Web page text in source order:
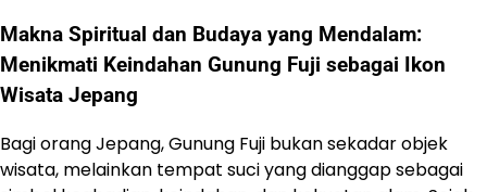
Makna Spiritual dan Budaya yang Mendalam:
Menikmati Keindahan Gunung Fuji sebagai Ikon
Wisata Jepang
Bagi orang Jepang, Gunung Fuji bukan sekadar objek
wisata, melainkan tempat suci yang dianggap sebagai